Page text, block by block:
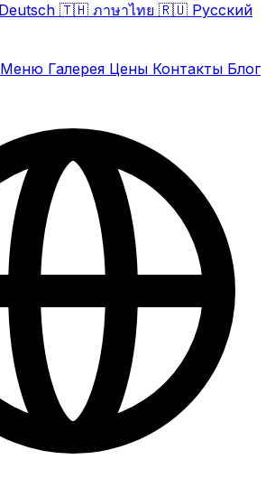
🇹🇭 ภาษาไทย 🇷🇺 Русский
Меню Галерея Цены Контакты Блог